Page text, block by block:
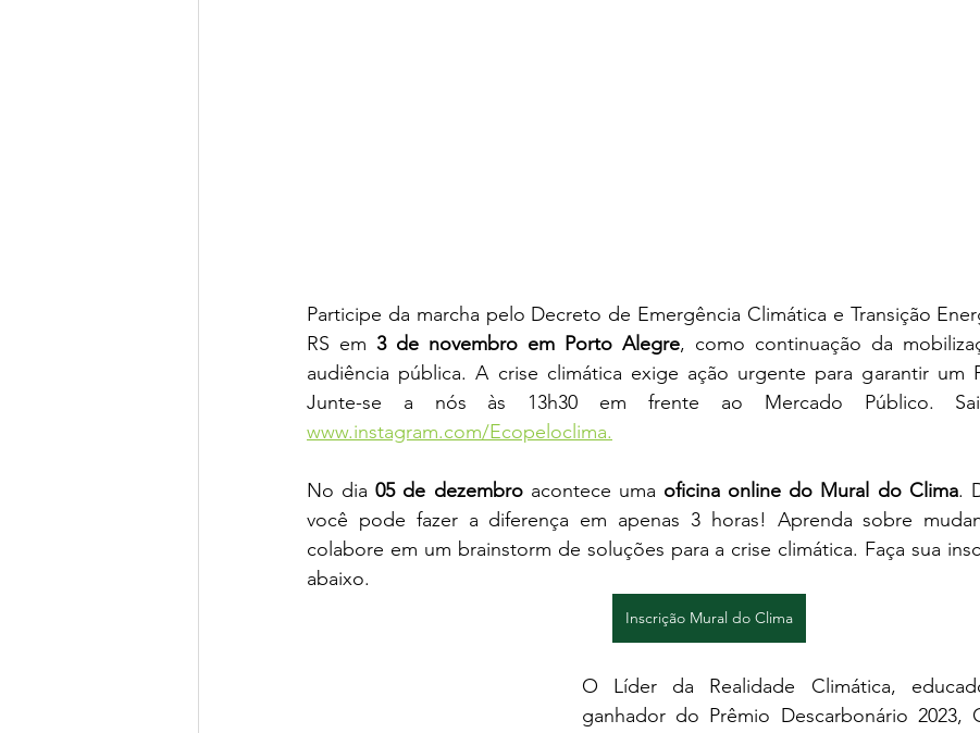
Participe da marcha pelo Decreto de Emergência Climática e Transição
RS em 3 de novembro em Porto Alegre, como continuação da
audiência pública. A crise climática exige ação urgente para garantir um
www.instagram.com/Ecopeloclima.
No dia 05 de dezembro acontece uma oficina online do Mural do Clima.
você pode fazer a diferença em apenas 3 horas! Aprenda sobre
colabore em um brainstorm de soluções para a crise climática. Faça sua
abaixo.
Inscrição Mural do Clima
O Líder da Realidade Climática,
ganhador do Prêmio Descarbonário 2023,